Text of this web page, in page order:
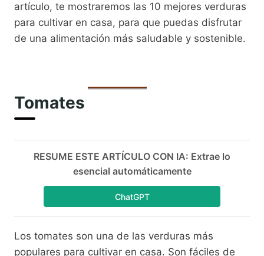
artículo, te mostraremos las 10 mejores verduras
para cultivar en casa, para que puedas disfrutar
de una alimentación más saludable y sostenible.
Tomates
RESUME ESTE ARTÍCULO CON IA: Extrae lo
esencial automáticamente
ChatGPT
Los tomates son una de las verduras más
populares para cultivar en casa. Son fáciles de